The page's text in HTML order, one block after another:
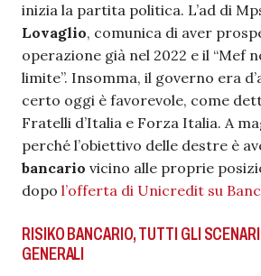
inizia la partita politica. L’ad di
Lovaglio, comunica di aver
operazione già nel 2022 e il “Mef
limite”. Insomma, il governo era
certo oggi è favorevole, come
Fratelli d’Italia e Forza Italia. A
perché l’obiettivo delle destre è
bancario vicino alle proprie
dopo l’offerta di Unicredit su
RISIKO BANCARIO, TUTTI GLI
GENERALI